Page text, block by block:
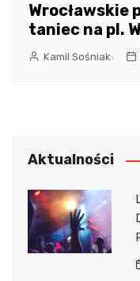
Wrocławskie
taniec na pl.
Kamil Sośniak
Aktualności